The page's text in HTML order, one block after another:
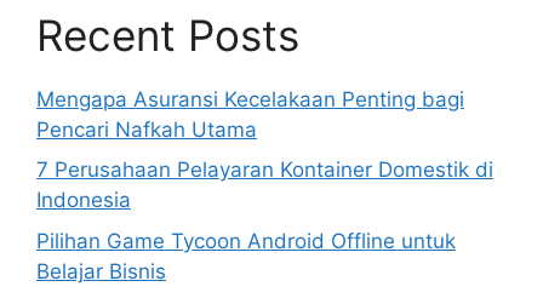
Recent Posts
Mengapa Asuransi Kecelakaan Penting bagi
Pencari Nafkah Utama
7 Perusahaan Pelayaran Kontainer Domestik di
Indonesia
Pilihan Game Tycoon Android Offline untuk
Belajar Bisnis